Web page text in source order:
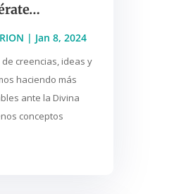
| Jan 8, 2024
creencias, ideas y
haciendo más
ante la Divina
conceptos